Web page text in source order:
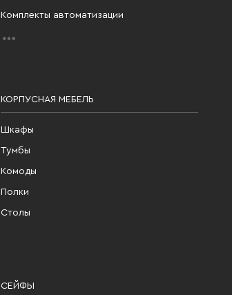
Комплекты автоматизации
КОРПУСНАЯ МЕБЕЛЬ
Шкафы
Тумбы
Комоды
Полки
Столы
СЕЙФЫ